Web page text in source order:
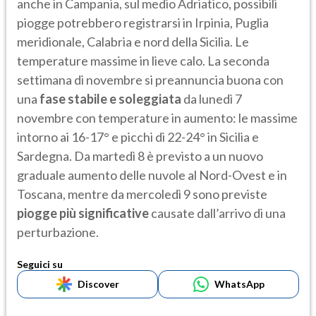
anche in Campania, sul medio Adriatico, possibili
piogge potrebbero registrarsi in Irpinia, Puglia
meridionale, Calabria e nord della Sicilia. Le
temperature massime in lieve calo. La seconda
settimana di novembre si preannuncia buona con
una fase stabile e soleggiata da lunedì 7
novembre con temperature in aumento: le massime
intorno ai 16-17° e picchi di 22-24° in Sicilia e
Sardegna. Da martedì 8 è previsto a un nuovo
graduale aumento delle nuvole al Nord-Ovest e in
Toscana, mentre da mercoledì 9 sono previste
piogge più significativecausate dall’arrivo di una
perturbazione.
Seguici su
Discover
WhatsApp